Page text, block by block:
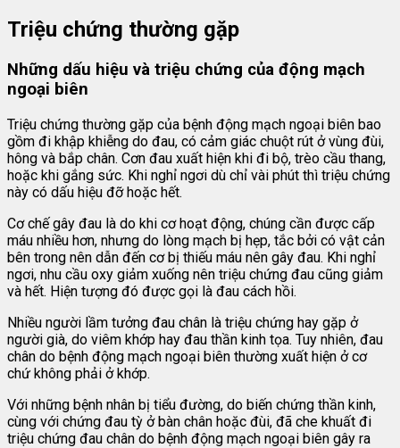
Triệu chứng thường gặp
Những dấu hiệu và triệu chứng của động mạch
ngoại biên
Triệu chứng thường gặp của bệnh động mạch ngoại biên bao
gồm đi khập khiễng do đau, có cảm giác chuột rút ở vùng đùi,
hông và bắp chân. Cơn đau xuất hiện khi đi bộ, trèo cầu thang,
hoặc khi gắng sức. Khi nghỉ ngơi dù chỉ vài phút thì triệu chứng
này có dấu hiệu đỡ hoặc hết.
Cơ chế gây đau là do khi cơ hoạt động, chúng cần được cấp
máu nhiều hơn, nhưng do lòng mạch bị hẹp, tắc bởi có vật cản
bên trong nên dẫn đến cơ bị thiếu máu nên gây đau. Khi nghỉ
ngơi, nhu cầu oxy giảm xuống nên triệu chứng đau cũng giảm
và hết. Hiện tượng đó được gọi là đau cách hồi.
Nhiều người lầm tưởng đau chân là triệu chứng hay gặp ở
người già, do viêm khớp hay đau thần kinh tọa. Tuy nhiên, đau
chân do bệnh động mạch ngoại biên thường xuất hiện ở cơ
chứ không phải ở khớp.
Với những bệnh nhân bị tiểu đường, do biến chứng thần kinh,
cùng với chứng đau tỳ ở bàn chân hoặc đùi, đã che khuất đi
triệu chứng đau chân do bệnh động mạch ngoại biên gây ra